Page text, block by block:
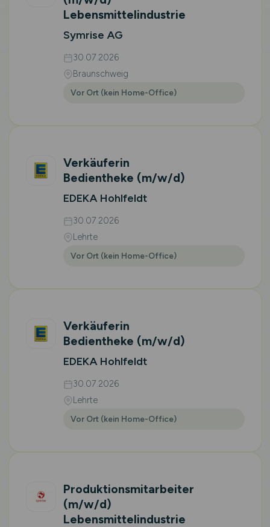
Lebensmittelindustrie
Symrise AG
30.07.2026
Braunschweig
Vor Ort (kein Home-Office)
Verkäuferin
Bedientheke (m/w/d)
EDEKA Hohlfeldt
30.07.2026
Lehrte
Vor Ort (kein Home-Office)
Verkäuferin
Bedientheke (m/w/d)
EDEKA Hohlfeldt
30.07.2026
Lehrte
Vor Ort (kein Home-Office)
Produktionsmitarbeiter
(m/w/d)
Lebensmittelindustrie